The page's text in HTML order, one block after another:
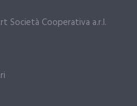
Società Cooperativa a.r.l.